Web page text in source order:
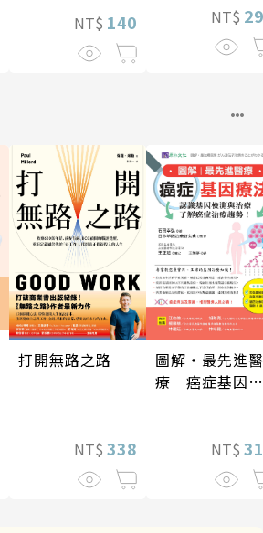
NT$ 140 NT$
打開無路之路
NT$ 338
圖解‧最先進醫
療 癌症基因療
NT$